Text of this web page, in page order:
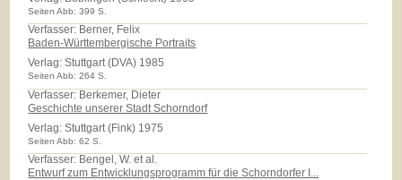
Seiten Abb: 399 S.
Verfasser: Berner, Felix
Baden-Württembergische Portraits
Verlag:Stuttgart (DVA) 1985
Seiten Abb: 264 S.
Verfasser: Berkemer, Dieter
Geschichte unserer Stadt Schorndorf
Verlag:Stuttgart (Fink) 1975
Seiten Abb: 62 S.
Verfasser: Bengel, W. et al.
Entwurf zum Entwicklungsprogramm für die Schorndorfer I...